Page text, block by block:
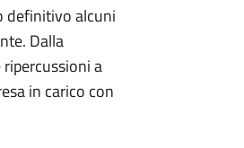
definitivo alcuni
Dalla
a
in carico con